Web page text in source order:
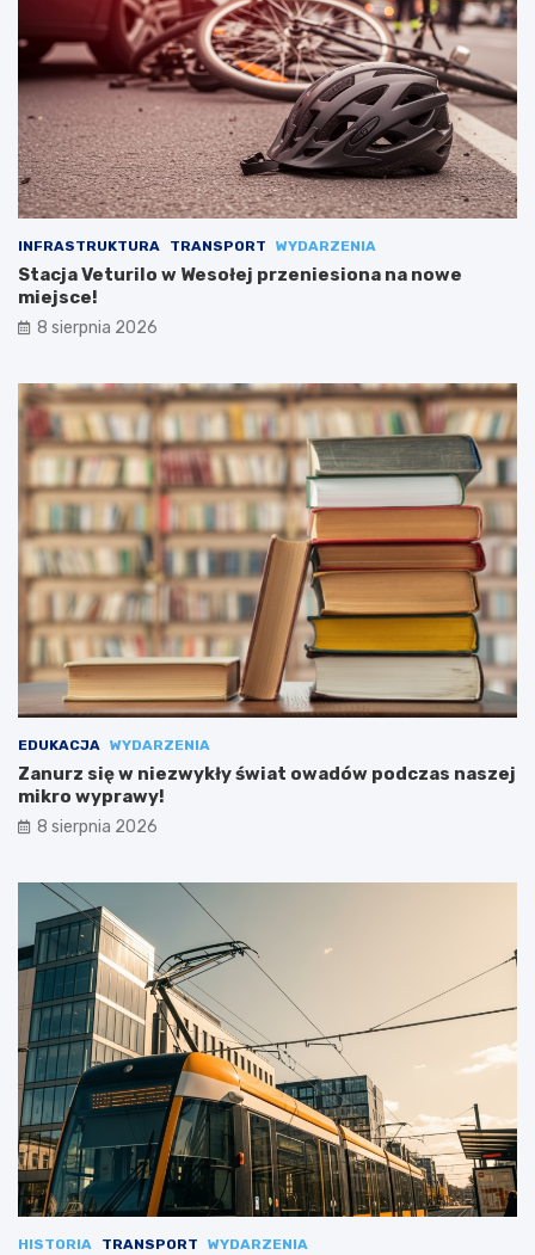
INFRASTRUKTURA TRANSPORT WYDARZENIA
Stacja Veturilo w Wesołej przeniesiona na nowe
miejsce!
8 sierpnia 2026
EDUKACJA WYDARZENIA
Zanurz się w niezwykły świat owadów podczas naszej
mikro wyprawy!
8 sierpnia 2026
HISTORIA TRANSPORT WYDARZENIA